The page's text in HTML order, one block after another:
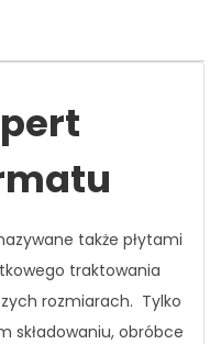
także płytami
traktowania
rozmiarach. Tylko
składowaniu, obróbce